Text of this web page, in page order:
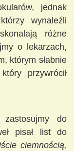
jednak
wynaleźli
różne
o lekarzach,
którym słabnie
przywrócił
do
pisał list do
ciemnością,